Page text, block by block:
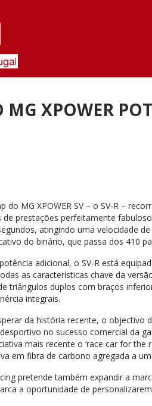
MG XPOWER
do MG XPOWER SV – o SV-R –
de prestações perfeitamente
atingindo uma velocidade
do binário, que passa dos 410
adicional, o SV-R está
as características chave da
triângulos duplos com braços
integrais.
da história recente, o objectivo
no sucesso comercial da
mais recente o ‘race car for
em fibra de carbono agregada a
pretende também expandir a
a oportunidade de